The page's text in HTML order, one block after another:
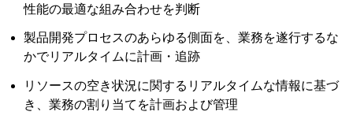
性能の最適な組み合わせを判断
製品開発プロセスのあらゆる側面を、業務を遂行するな
かでリアルタイムに計画・追跡
リソースの空き状況に関するリアルタイムな情報に基づ
き、業務の割り当てを計画および管理